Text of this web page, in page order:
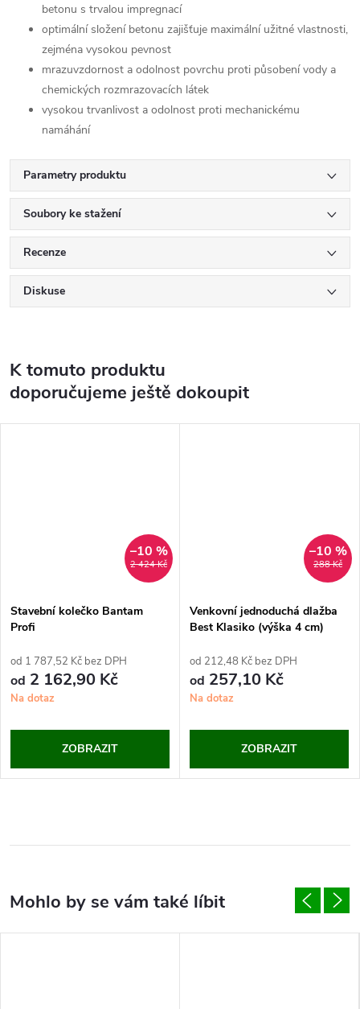
betonu s trvalou impregnací
optimální složení betonu zajišťuje maximální užitné vlastnosti,
zejména vysokou pevnost
mrazuvzdornost a odolnost povrchu proti působení vody a
chemických rozmrazovacích látek
vysokou trvanlivost a odolnost proti mechanickému
namáhání
Parametry produktu
Soubory ke stažení
Recenze
Diskuse
K tomuto produktu
doporučujeme ještě dokoupit
2 424 Kč
–10 %
Stavební kolečko Bantam
Profi
od 1 787,52 Kč bez DPH
od 2 162,90 Kč
Na dotaz
ZOBRAZIT
288 Kč
–10 %
Venkovní jednoduchá dlažba
Best Klasiko (výška 4 cm)
od 212,48 Kč bez DPH
od 257,10 Kč
Na dotaz
ZOBRAZIT